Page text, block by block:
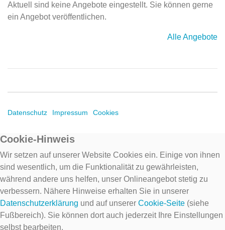
Aktuell sind keine Angebote eingestellt. Sie können gerne
ein Angebot veröffentlichen.
Alle Angebote
Datenschutz Impressum Cookies
Cookie-Hinweis
Wir setzen auf unserer Website Cookies ein. Einige von ihnen
sind wesentlich, um die Funktionalität zu gewährleisten,
während andere uns helfen, unser Onlineangebot stetig zu
verbessern. Nähere Hinweise erhalten Sie in unserer
Datenschutzerklärung und auf unserer Cookie-Seite (siehe
Fußbereich). Sie können dort auch jederzeit Ihre Einstellungen
selbst bearbeiten.